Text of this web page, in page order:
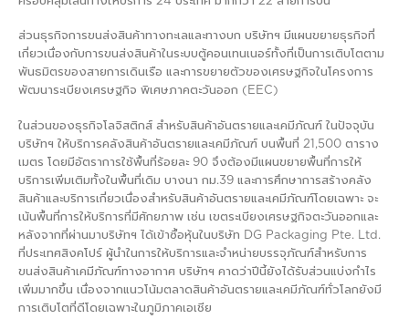
ส่วนธุรกิจการขนส่งสินค้าทางทะเลและทางบก บริษัทฯ มีแผนขยายธุรกิจที่
เกี่ยวเนื่องกับการขนส่งสินค้าในระบบตู้คอนเทนเนอร์ทั้งที่เป็นการเติบโตตาม
พันธมิตรของสายการเดินเรือ และการขยายตัวของเศรษฐกิจในโครงการ
พัฒนาระเบียงเศรษฐกิจ พิเศษภาคตะวันออก (EEC)
ในส่วนของธุรกิจโลจิสติกส์ สำหรับสินค้าอันตรายและเคมีภัณฑ์ ในปัจจุบัน
บริษัทฯ ให้บริการคลังสินค้าอันตรายและเคมีภัณฑ์ บนพื้นที่ 21,500 ตาราง
เมตร โดยมีอัตราการใช้พื้นที่ร้อยละ 90 จึงต้องมีแผนขยายพื้นที่การให้
บริการเพิ่มเติมทั้งในพื้นที่เดิม บางนา กม.39 และการศึกษาการสร้างคลัง
สินค้าและบริการเกี่ยวเนื่องสำหรับสินค้าอันตรายและเคมีภัณฑ์โดยเฉพาะ จะ
เน้นพื้นที่การให้บริการที่มีศักยภาพ เช่น เขตระเบียงเศรษฐกิจตะวันออกและ
หลังจากที่ผ่านมาบริษัทฯ ได้เข้าซื้อหุ้นในบริษัท DG Packaging Pte. Ltd.
ที่ประเทศสิงคโปร์ ผู้นำในการให้บริการและจำหน่ายบรรจุภัณฑ์สำหรับการ
ขนส่งสินค้าเคมีภัณฑ์ทางอากาศ บริษัทฯ คาดว่าปีนี้ยังได้รับส่วนแบ่งกำไร
เพิ่มมากขึ้น เนื่องจากแนวโน้มตลาดสินค้าอันตรายและเคมีภัณฑ์ทั่วโลกยังมี
การเติบโตที่ดีโดยเฉพาะในภูมิภาคเอเชีย